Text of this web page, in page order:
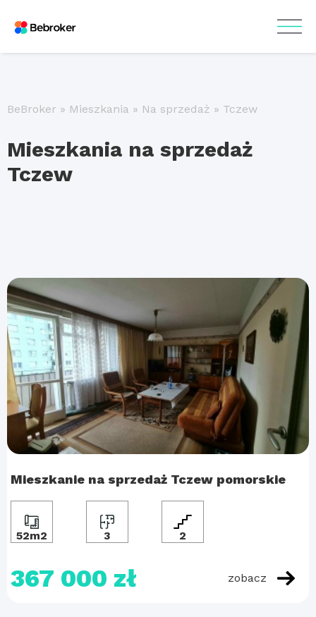
BeBroker » Mieszkania » Na sprzedaż » Tczew
Mieszkania na sprzedaż
Tczew
Mieszkanie na sprzedaż Tczew pomorskie
52m2 3 2
367 000 zł zobacz